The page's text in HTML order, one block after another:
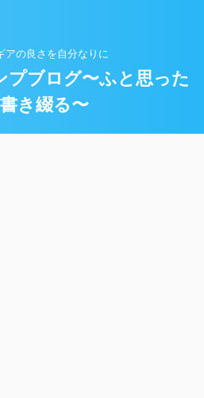
アの良さを自分なりに
プブログ〜ふと思った
き綴る〜